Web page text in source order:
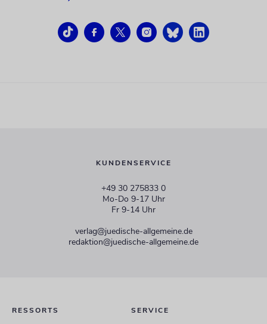
KUNDENSERVICE
+49 30 275833 0
Mo-Do 9-17 Uhr
Fr 9-14 Uhr
verlag@juedische-allgemeine.de
redaktion@juedische-allgemeine.de
RESSORTS SERVICE